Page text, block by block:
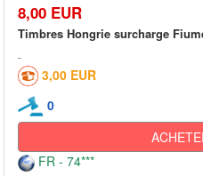
8,00 EUR
Timbres Hongrie surcharge
3,00 EUR
0
FR - 74***